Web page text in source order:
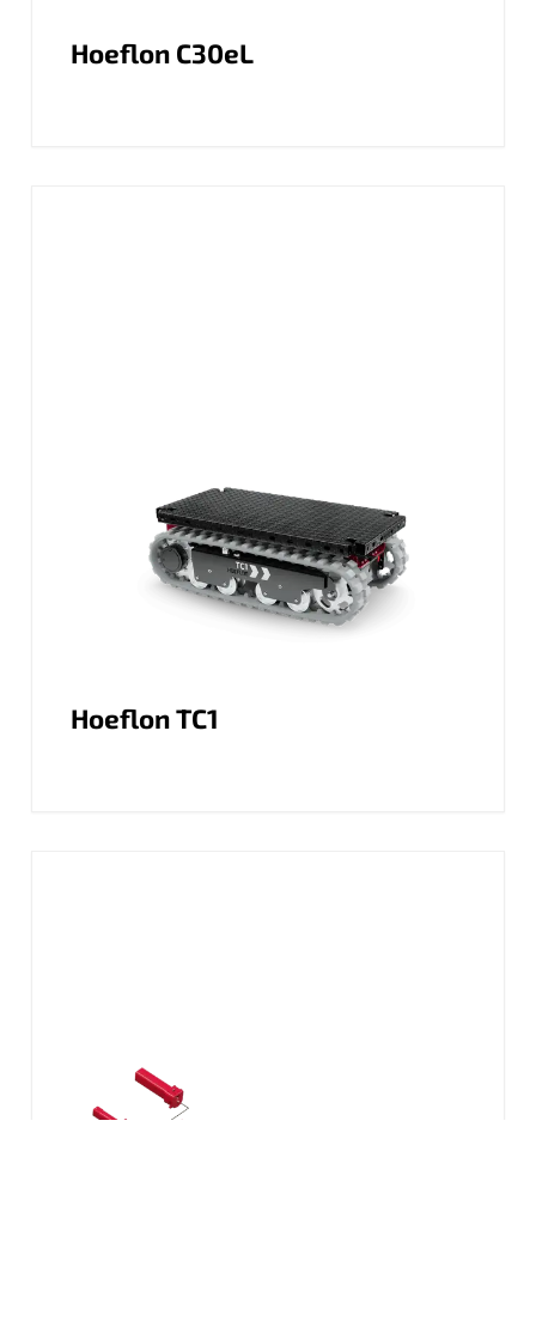
Hoeflon C30eL
Hoeflon TC1